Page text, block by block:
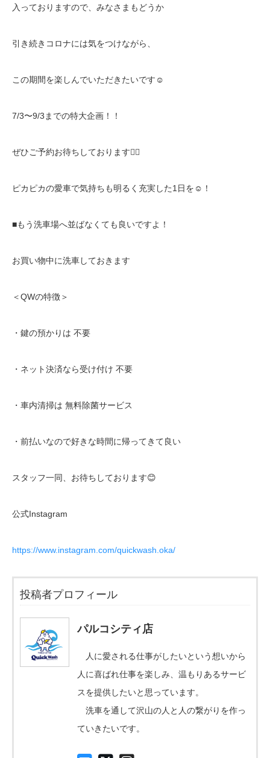
入っておりますので、みなさまもどうか
引き続きコロナには気をつけながら、
この期間を楽しんでいただきたいです ☺️
7/3〜9/3 までの特大企画！！
ぜひご予約お待ちしております🙇‍♀️
ピカピカの愛車で気持ちも明るく充実した1 日を ☺️ ！
■もう洗車場へ並ばなくても良いですよ！
お買い物中に洗車しておきます
＜QWの特徴＞
・鍵の預かりは 不要
・ネット決済なら受け付け 不要
・車内清掃は 無料除菌サービス
・前払いなので好きな時間に帰ってきて良い
スタッフ一同、お待ちしております😊
公式Instagram
https://www.instagram.com/quickwash.oka/
投稿者プロフィール
パルコシティ店
人に愛される仕事がしたいという想いから
人に喜ばれ仕事を楽しみ、温もりあるサービ
スを提供したいと思っています。
洗車を通して沢山の人と人の繋がりを作っ
ていきたいです。